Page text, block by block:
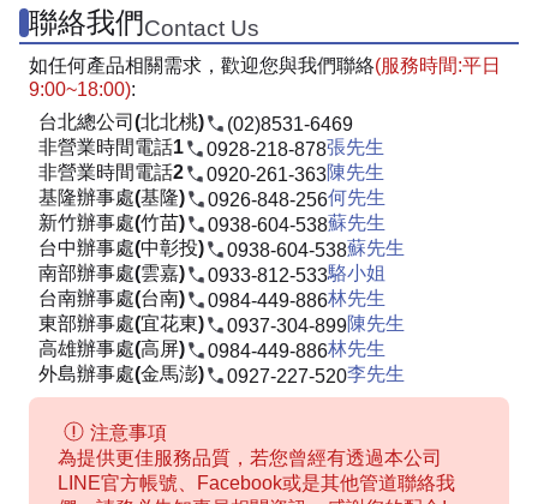
聯絡我們Contact Us
如任何產品相關需求，歡迎您與我們聯絡(服務時間:平日
9:00~18:00):
台北總公司(北北桃)
(02)8531-6469
非營業時間電話1
0928-218-878張先生
非營業時間電話2
0920-261-363陳先生
基隆辦事處(基隆)
0926-848-256何先生
新竹辦事處(竹苗)
0938-604-538蘇先生
台中辦事處(中彰投)
0938-604-538蘇先生
南部辦事處(雲嘉)
0933-812-533駱小姐
台南辦事處(台南)
0984-449-886林先生
東部辦事處(宜花東)
0937-304-899陳先生
高雄辦事處(高屏)
0984-449-886林先生
外島辦事處(金馬澎)
0927-227-520李先生
注意事項
為提供更佳服務品質，若您曾經有透過本公司
LINE官方帳號、Facebook或是其他管道聯絡我